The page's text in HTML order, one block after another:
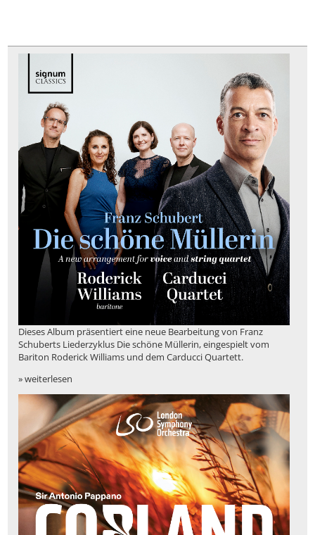
Dieses Album präsentiert eine neue Bearbeitung von Franz
Schuberts Liederzyklus Die schöne Müllerin, eingespielt vom
Bariton Roderick Williams und dem Carducci Quartett.
» weiterlesen